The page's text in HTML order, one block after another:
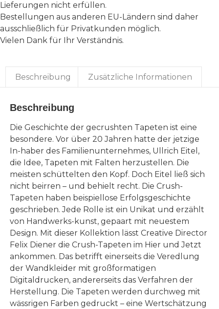
Lieferungen nicht erfüllen.
Bestellungen aus anderen EU-Ländern sind daher
ausschließlich für Privatkunden möglich.
Vielen Dank für Ihr Verständnis.
Beschreibung Zusätzliche Informationen
Beschreibung
Die Geschichte der gecrushten Tapeten ist eine
besondere. Vor über 20 Jahren hatte der jetzige
In-haber des Familienunternehmes, Ullrich Eitel,
die Idee, Tapeten mit Falten herzustellen. Die
meisten schüttelten den Kopf. Doch Eitel ließ sich
nicht beirren – und behielt recht. Die Crush-
Tapeten haben beispiellose Erfolgsgeschichte
geschrieben. Jede Rolle ist ein Unikat und erzählt
von Handwerks-kunst, gepaart mit neuestem
Design. Mit dieser Kollektion lässt Creative Director
Felix Diener die Crush-Tapeten im Hier und Jetzt
ankommen. Das betrifft einerseits die Veredlung
der Wandkleider mit großformatigen
Digitaldrucken, andererseits das Verfahren der
Herstellung. Die Tapeten werden durchweg mit
wässrigen Farben gedruckt – eine Wertschätzung